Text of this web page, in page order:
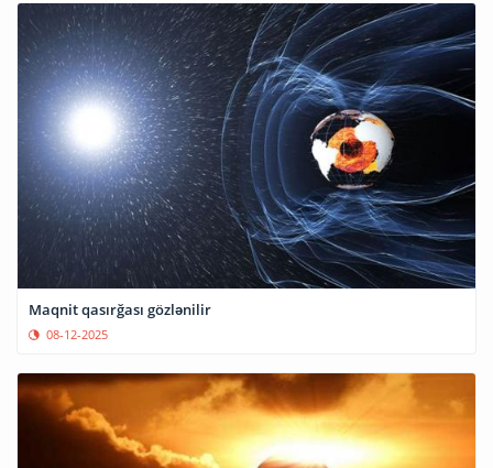
Maqnit qasırğası gözlənilir
08-12-2025